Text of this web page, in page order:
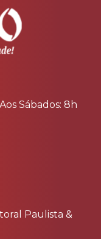
Sábados: 8h
Paulista &